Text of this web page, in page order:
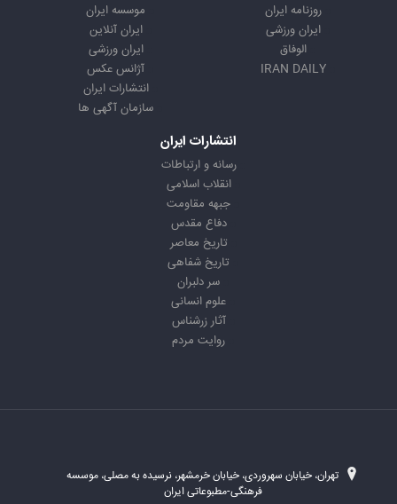
روزنامه ایران
ایران ورزشی
الوفاق
IRAN DAILY
موسسه ایران
ایران آنلاین
ایران ورزشی
آژانس عکس
انتشارات ایران
سازمان آگهی ها
انتشارات ایران
رسانه و ارتباطات
انقلاب اسلامی
جبهه مقاومت
دفاع مقدس
تاریخ معاصر
تاریخ شفاهی
سر دلبران
علوم انسانی
آثار زرشناس
روایت مردم
تهران، خیابان سهروردی، خیابان خرمشهر، نرسیده به مصلی، موسسه
فرهنگی-مطبوعاتی ایران